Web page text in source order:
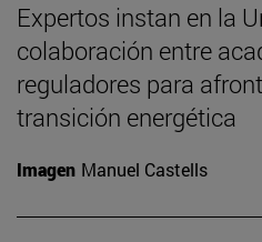
Expertos instan en la
colaboración entre
reguladores para
transición energética
Imagen Manuel Castells